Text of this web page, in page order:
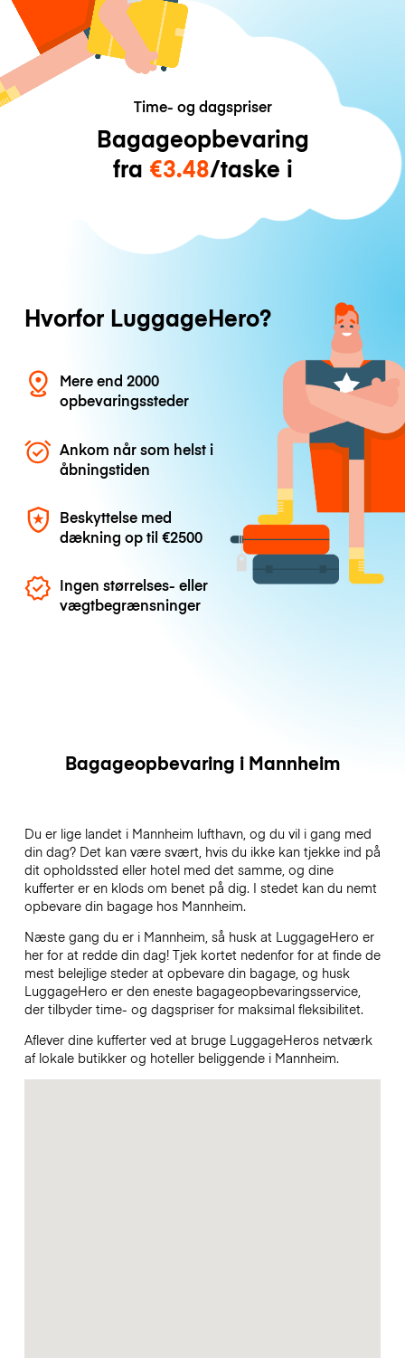
Time- og dagspriser
Bagageopbevaring
fra €3.48/taske i
Hvorfor LuggageHero?
Mere end 2000
opbevaringssteder
Ankom når som helst i
åbningstiden
Beskyttelse med
dækning op til€2500
Ingen størrelses- eller
vægtbegrænsninger
Bagageopbevaring i Mannheim
Du er lige landet i Mannheim lufthavn, og du vil i gang med
din dag? Det kan være svært, hvis du ikke kan tjekke ind på
dit opholdssted eller hotel med det samme, og dine
kufferter er en klods om benet på dig. I stedet kan du nemt
opbevare din bagage hos Mannheim.
Næste gang du er i Mannheim, så husk at LuggageHero er
her for at redde din dag! Tjek kortet nedenfor for at finde de
mest belejlige steder at opbevare din bagage, og husk
LuggageHero er den eneste bagageopbevaringsservice,
der tilbyder time- og dagspriser for maksimal fleksibilitet.
Aflever dine kufferter ved at bruge LuggageHeros netværk
af lokale butikker og hoteller beliggende i Mannheim.